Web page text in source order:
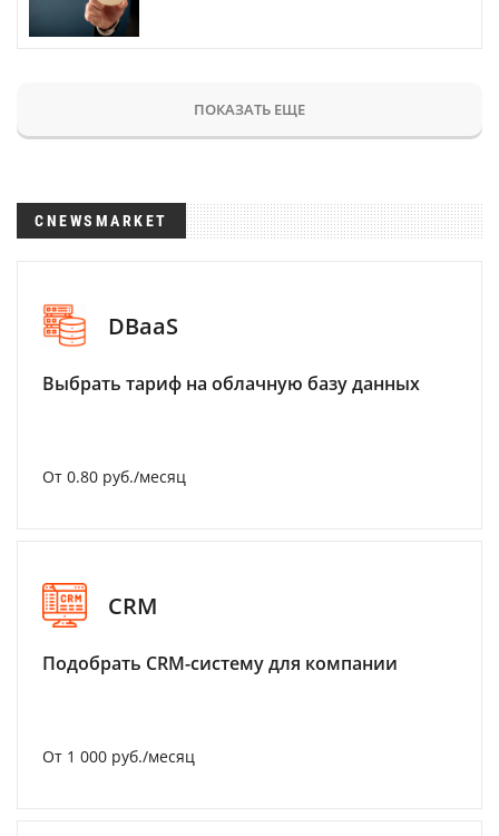
ПОКАЗАТЬ ЕЩЕ
CNEWSMARKET
DBaaS
Выбрать тариф на облачную базу данных
От 0.80 руб./месяц
CRM
Подобрать CRM-систему для компании
От 1 000 руб./месяц